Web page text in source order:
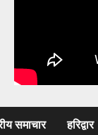
समाचार हरिद्वार